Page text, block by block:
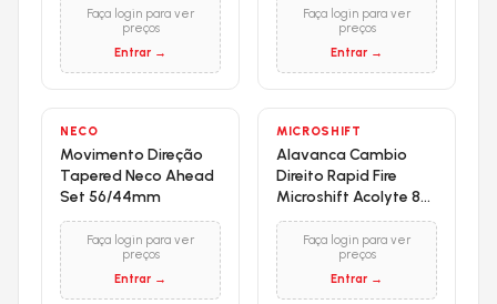
Faça login para ver
preços
Entrar →
Faça login para ver
preços
Entrar →
NECO
Movimento Direção
Tapered Neco Ahead
Set 56/44mm
Faça login para ver
preços
Entrar →
MICROSHIFT
Alavanca Cambio
Direito Rapid Fire
Microshift Acolyte 8M
Nylon
Faça login para ver
preços
Entrar →